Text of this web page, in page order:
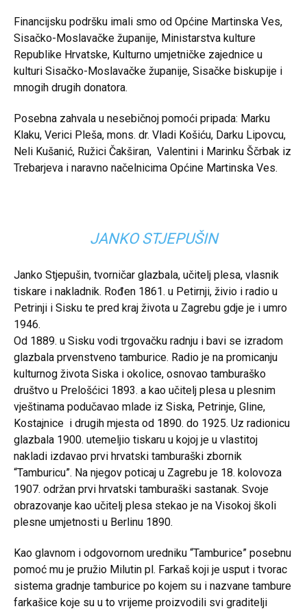
Financijsku podršku imali smo od Općine Martinska Ves,
Sisačko-Moslavačke županije, Ministarstva kulture
Republike Hrvatske, Kulturno umjetničke zajednice u
kulturi Sisačko-Moslavačke županije, Sisačke biskupije i
mnogih drugih donatora.
Posebna zahvala u nesebičnoj pomoći pripada: Marku
Klaku, Verici Pleša, mons. dr. Vladi Košiću, Darku Lipovcu,
Neli Kušanić, Ružici Čakširan, Valentini i Marinku Ščrbak iz
Trebarjeva i naravno načelnicima Općine Martinska Ves.
JANKO STJEPUŠIN
Janko Stjepušin, tvorničar glazbala, učitelj plesa, vlasnik
tiskare i nakladnik. Rođen 1861. u Petirnji, živio i radio u
Petrinji i Sisku te pred kraj života u Zagrebu gdje je i umro
1946.
Od 1889. u Sisku vodi trgovačku radnju i bavi se izradom
glazbala prvenstveno tamburice. Radio je na promicanju
kulturnog života Siska i okolice, osnovao tamburaško
društvo u Prelošćici 1893. a kao učitelj plesa u plesnim
vještinama podučavao mlade iz Siska, Petrinje, Gline,
Kostajnice i drugih mjesta od 1890. do 1925. Uz radionicu
glazbala 1900. utemeljio tiskaru u kojoj je u vlastitoj
nakladi izdavao prvi hrvatski tamburaški zbornik
“Tamburicu”. Na njegov poticaj u Zagrebu je 18. kolovoza
1907. održan prvi hrvatski tamburaški sastanak. Svoje
obrazovanje kao učitelj plesa stekao je na Visokoj školi
plesne umjetnosti u Berlinu 1890.
Kao glavnom i odgovornom uredniku “Tamburice” posebnu
pomoć mu je pružio Milutin pl. Farkaš koji je usput i tvorac
sistema gradnje tamburice po kojem su i nazvane tambure
farkašice koje su u to vrijeme proizvodili svi graditelji